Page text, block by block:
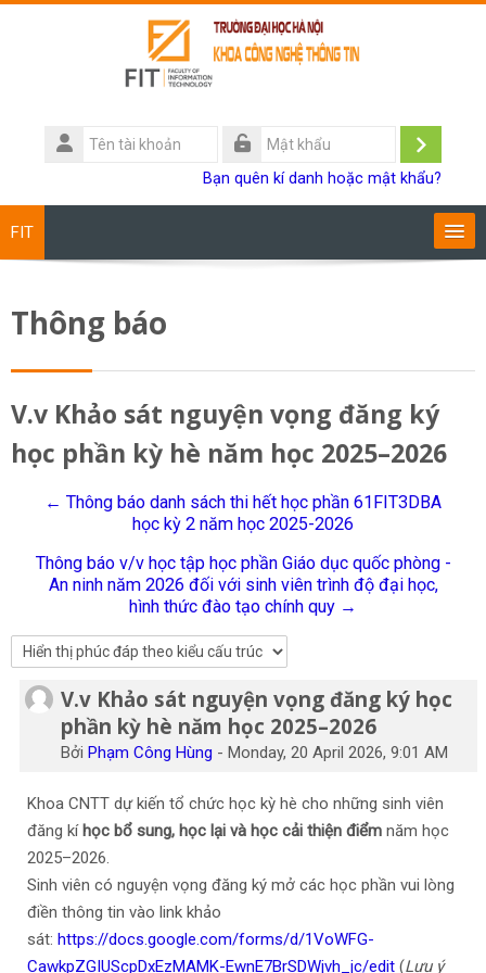
Tên
tài
Đăng
Bạn quên kí danh hoặc mật khẩu?
FIT
Giảng viên
Sinh viên
Research
Tiếng Việt
kiếm
khoá
học
Thông báo
V.v Khảo sát nguyện vọng đăng ký
học phần kỳ hè năm học 2025–2026
← Thông báo danh sách thi hết học phần 61FIT3DBA
học kỳ 2 năm học 2025-2026
Thông báo v/v học tập học phần Giáo dục quốc phòng -
An ninh năm 2026 đối với sinh viên trình độ đại học,
hình thức đào tạo chính quy →
V.v Khảo sát nguyện vọng đăng ký học
phần kỳ hè năm học 2025–2026
Bởi Phạm Công Hùng - Monday, 20 April 2026, 9:01 AM
Số lượng các câu trả lời: 0
Khoa CNTT dự kiến tổ chức học kỳ hè cho những sinh viên
đăng kí học bổ sung, học lại và học cải thiện điểm năm học
2025–2026.
Sinh viên có nguyện vọng đăng ký mở các học phần vui lòng
điền thông tin vào link khảo
sát: https://docs.google.com/forms/d/1VoWFG-
CawkpZGIUScpDxEzMAMK-EwnE7BrSDWjvh_jc/edit (Lưu ý